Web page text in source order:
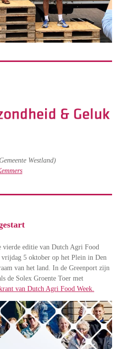
Westland)
vierde editie van Dutch Agri Food
5 oktober op het Plein in Den
van het land. In de Greenport zijn
de Solex Groente Toer met
van Dutch Agri Food Week.